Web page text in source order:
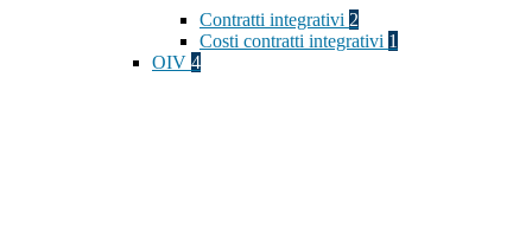
Contratti integrativi 2
Costi contratti integrativi 1
OIV 4